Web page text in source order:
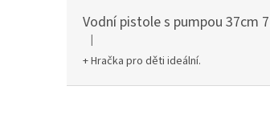
Hodnocení produktu je 5 z 5 hvězdiček.
|
+ Hračka pro děti ideální.